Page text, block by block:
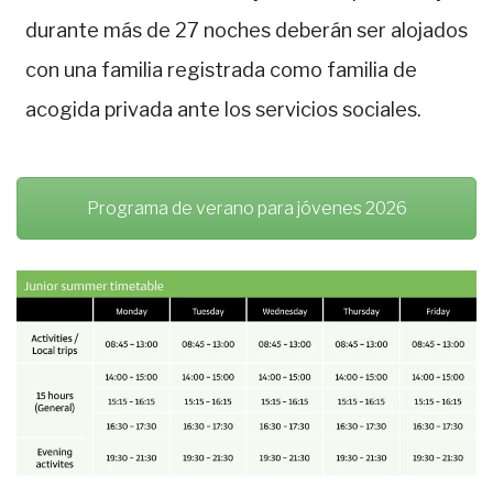
durante más de 27 noches deberán ser alojados
con una familia registrada como familia de
acogida privada ante los servicios sociales.
Programa de verano para jóvenes 2026